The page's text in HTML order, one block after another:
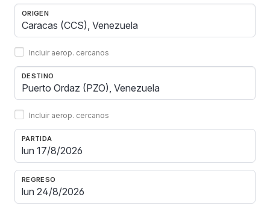
ORIGEN
Incluir aerop. cercanos
DESTINO
Incluir aerop. cercanos
PARTIDA
REGRESO